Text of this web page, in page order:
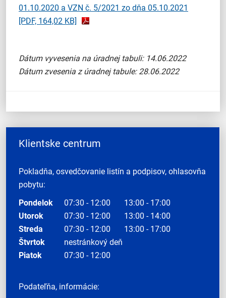
01.10.2020 a VZN č. 5/2021 zo dňa 05.10.2021
[PDF, 164,02 KB]
Dátum vyvesenia na úradnej tabuli: 14.06.2022
Dátum zvesenia z úradnej tabule: 28.06.2022
Klientske centrum
Pokladňa, osvedčovanie listín a podpisov, ohlasovňa
pobytu:
Pondelok
07:30 - 12:00
13:00 - 17:00
Utorok
07:30 - 12:00
13:00 - 14:00
Streda
07:30 - 12:00
13:00 - 17:00
Štvrtok
nestránkový deň
Piatok
07:30 - 12:00
Podateľňa, informácie: